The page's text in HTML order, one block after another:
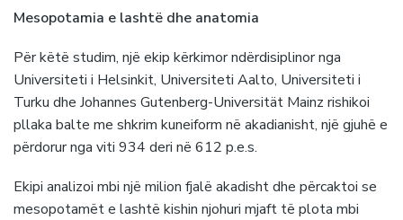
Mesopotamia e lashtë dhe anatomia
Për këtë studim, një ekip kërkimor ndërdisiplinor nga
Universiteti i Helsinkit, Universiteti Aalto, Universiteti i
Turku dhe Johannes Gutenberg-Universität Mainz rishikoi
pllaka balte me shkrim kuneiform në akadianisht, një gjuhë e
përdorur nga viti 934 deri në 612 p.e.s.
Ekipi analizoi mbi një milion fjalë akadisht dhe përcaktoi se
mesopotamët e lashtë kishin njohuri mjaft të plota mbi